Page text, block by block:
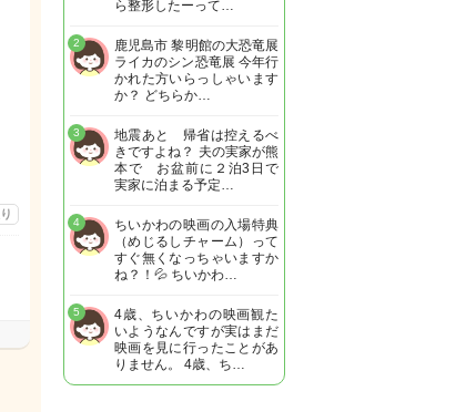
ら整形したーって…
鹿児島市 黎明館の大恐竜展
ライカのシン恐竜展 今年行
かれた方いらっしゃいます
か？ どちらか…
2
地震あと 帰省は控えるべ
きですよね？ 夫の実家が熊
本で お盆前に２泊3日で
実家に泊まる予定…
3
ちいかわの映画の入場特典
（めじるしチャーム）って
すぐ無くなっちゃいますか
ね？！💦 ちいかわ…
4
4歳、ちいかわの映画観た
いようなんですが実はまだ
映画を見に行ったことがあ
りません。 4歳、ち…
5